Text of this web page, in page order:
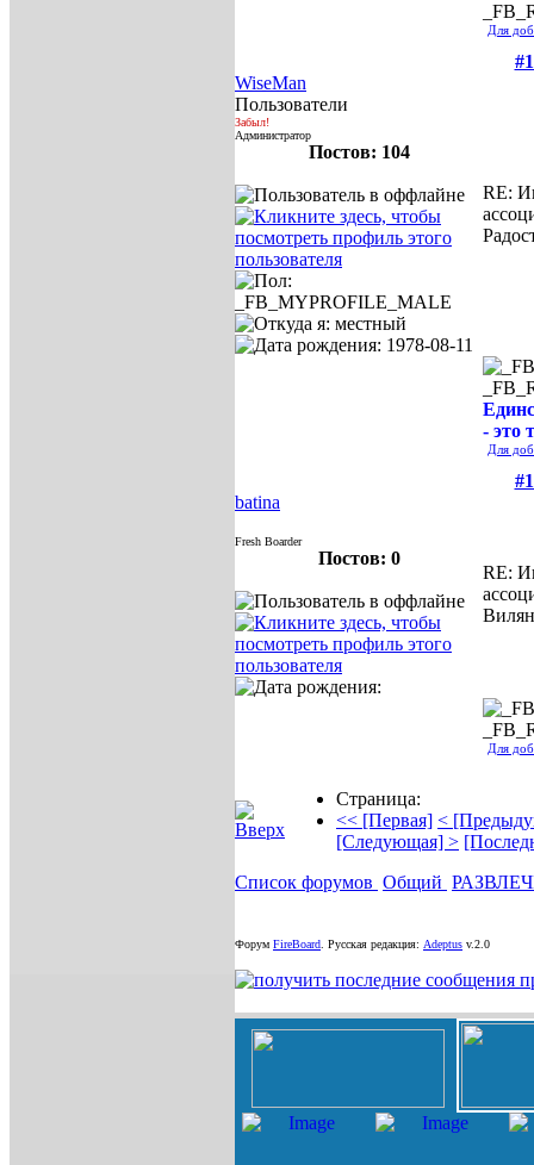
Для
WiseMan
Пользователи
Забыл!
Администратор
Постов: 104
RE:
- это
Для
batina
Fresh Boarder
Постов: 0
RE:
Для
Страница:
<< [Первая] <
[Следующая] >
Список форумов Общий
Форум FireBoard Русская редакция: Adeptus v.2.0